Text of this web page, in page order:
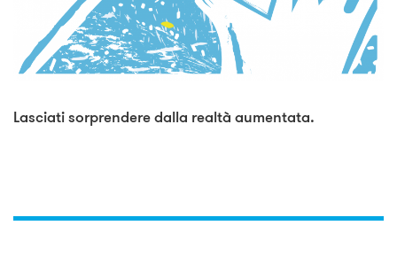
Lasciati sorprendere dalla realtà aumentata.